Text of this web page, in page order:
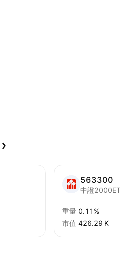
563300
中證
重量 0.11%
市值 ‪426.29 K‬